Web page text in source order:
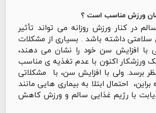
ورزش مناسب است ؟
در کنار ورزش روزانه می تواند تأثیر
سلامتی داشته باشد . بسیاری از مشکلات
با افزایش سن خود را نشان می دهند،
ورزشکار اکنون با عدم تغذیه ی مناسب
برسد. ولی با افزایش سن، با مشکلاتی
احتمال ابتلا به بیماری هایی مانند
با رژیم غذایی سالم و ورزش کاهش